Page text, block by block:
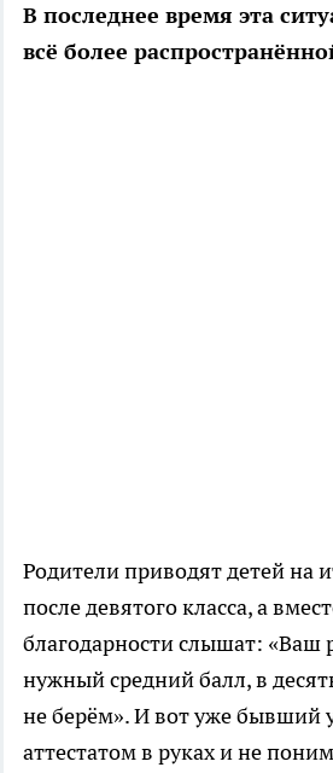
В последнее время эта
всё более
Родители приводят детей на
после девятого класса, а
благодарности слышат: «Ваш
нужный средний балл, в
не берём». И вот уже бывший
аттестатом в руках и не